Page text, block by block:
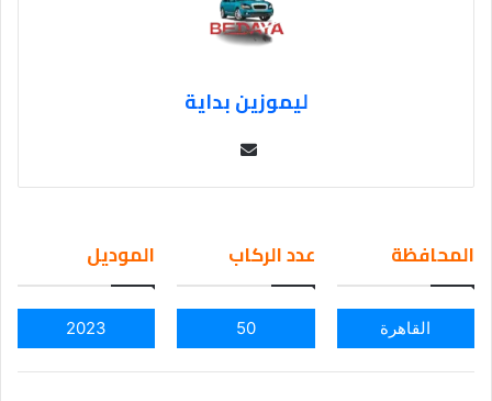
ليموزين بداية
ail
المحافظة
القاهرة
عدد الركاب
50
الموديل
2023